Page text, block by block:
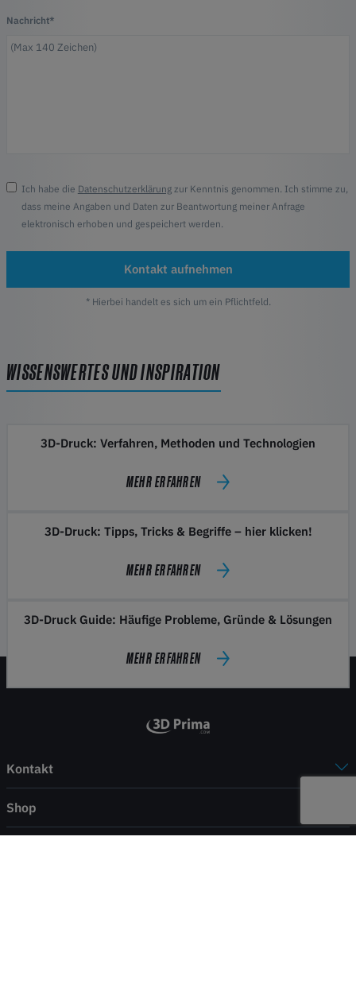
Nachricht*
Ich habe die Datenschutzerklärungzur Kenntnis genommen. Ich stimme zu,
dass meine Angaben und Daten zur Beantwortung meiner Anfrage
elektronisch erhoben und gespeichert werden.
Kontakt aufnehmen
* Hierbei handelt es sich um ein Pflichtfeld.
WISSENSWERTES UND INSPIRATION
3D-Druck: Verfahren, Methoden und Technologien
MEHR ERFAHREN
3D-Druck: Tipps, Tricks & Begriffe – hier klicken!
MEHR ERFAHREN
3D-Druck Guide: Häufige Probleme, Gründe & Lösungen
MEHR ERFAHREN
Kontakt
Shop